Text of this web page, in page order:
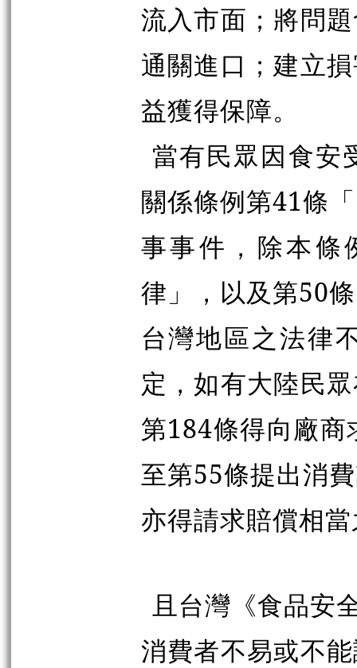
流入市面；將問
通關進口；建立
益獲得保障。
當有民眾因食安
關係條例第41條
事事件，除本條
律」，以及第50
台灣地區之法律
定，如有大陸民
第184條得向廠
至第55條提出消
亦得請求賠償相
且台灣《食品安
消費者不易或不